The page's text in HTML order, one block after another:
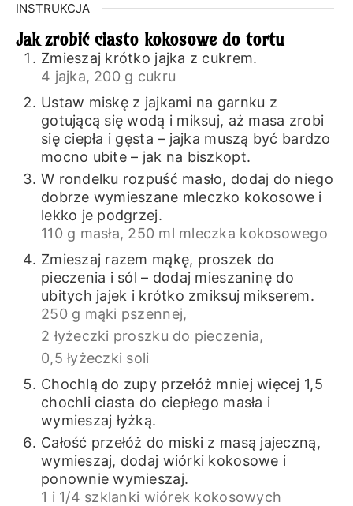
INSTRUKCJA
Jak zrobić ciasto kokosowe do tortu
Zmieszaj krótko jajka z cukrem.
4 jajka, 200 g cukru
Ustaw miskę z jajkami na garnku z
gotującą się wodą i miksuj, aż masa zrobi
się ciepła i gęsta – jajka muszą być bardzo
mocno ubite – jak na biszkopt.
W rondelku rozpuść masło, dodaj do niego
dobrze wymieszane mleczko kokosowe i
lekko je podgrzej.
110 g masła, 250 ml mleczka kokosowego
Zmieszaj razem mąkę, proszek do
pieczenia i sól – dodaj mieszaninę do
ubitych jajek i krótko zmiksuj mikserem.
250 g mąki pszennej,
2 łyżeczki proszku do pieczenia,
0,5 łyżeczki soli
Chochlą do zupy przełóż mniej więcej 1,5
chochli ciasta do ciepłego masła i
wymieszaj łyżką.
Całość przełóż do miski z masą jajeczną,
wymieszaj, dodaj wiórki kokosowe i
ponownie wymieszaj.
1 i 1/4 szklanki wiórek kokosowych